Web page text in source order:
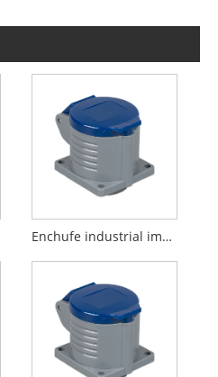
Enchufe industrial impermeable masculino IP44 Europa